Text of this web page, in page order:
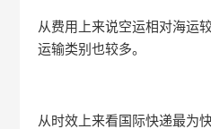
从费用上来说空运相对海运
运输类别也较多。
从时效上来看国际快递最为